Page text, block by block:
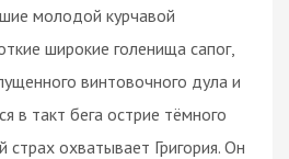
молодой курчавой
широкие голенища сапог,
винтовочного дула и
в такт бега острие тёмного
охватывает Григория. Он